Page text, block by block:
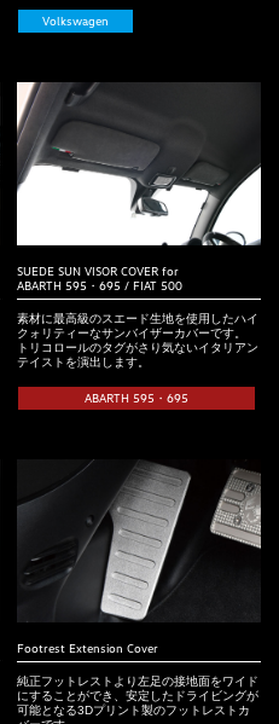
Volkswagen
SUEDE SUN VISOR COVER for
ABARTH 595・695 / FIAT 500
素材に最高級のスエード生地を使用したハイ
クォリティーなサンバイザーカバーです。
トリコロールのタグがさり気ないイタリアン
テイストを演出します。
ABARTH 595・695
Footrest Extension Cover
純正フットレストより左足の接地面をワイド
にすることができ、安定したドライビングが
可能となる3Dプリント製のフットレストカ